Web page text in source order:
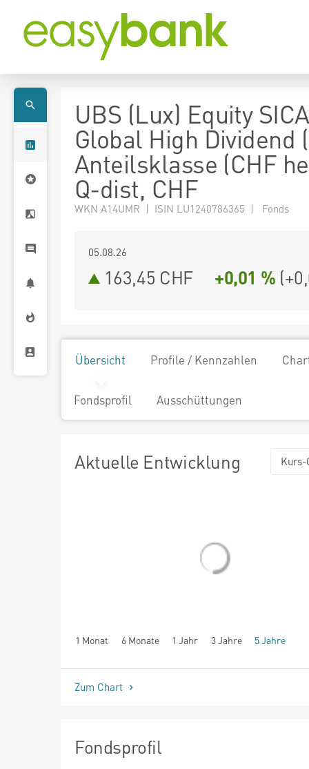
UBS (Lux) Equity
Global High Dividend
Anteilsklasse (CHF
Q-dist, CHF
WKN A14UMR | ISIN LU1240786365 | Fonds
05.08.26
163,45 CHF +0,01 % (
Übersicht Profile / Kennzahlen
Fondsprofil Ausschüttungen
Aktuelle Entwicklung Kurs-
1 Monat 6 Monate 1 Jahr 3 Jahre 5 Jahre
seit Beginn
Zum Chart
Fondsprofil